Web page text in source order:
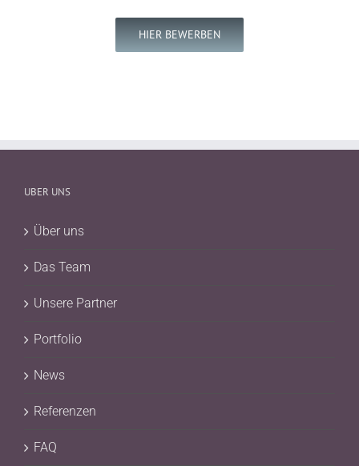
HIER BEWERBEN
UBER UNS
Über uns
Das Team
Unsere Partner
Portfolio
News
Referenzen
FAQ